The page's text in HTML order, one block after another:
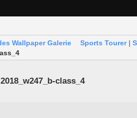
Wallpaper Galerie
Sports Tourer |
2018_w247_b-class_4